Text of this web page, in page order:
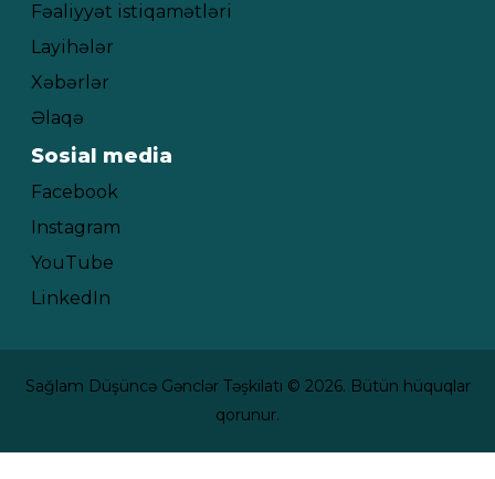
Fəaliyyət istiqamətləri
Layihələr
Xəbərlər
Əlaqə
Sosial media
Facebook
Instagram
YouTube
LinkedIn
Sağlam Düşüncə Gənclər Təşkilatı © 2026. Bütün hüquqlar
qorunur.